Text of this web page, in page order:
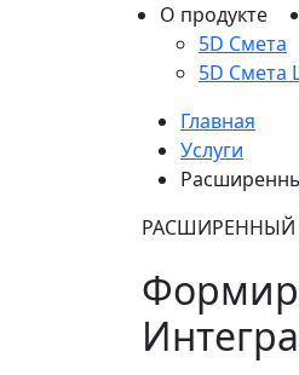
О продукте
5D Смета
5D Смета
Главная
Услуги
РАСШИРЕННЫЙ